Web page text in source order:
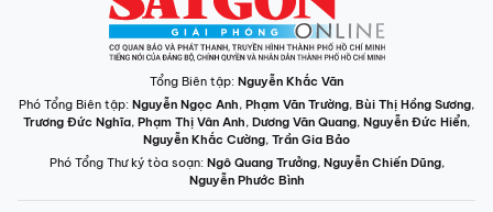
Tổng Biên tập: Nguyễn Khắc Văn
Phó Tổng Biên tập: Nguyễn Ngọc Anh, Phạm Văn Trường, Bùi Thị Hồng Sương,
Trương Đức Nghĩa, Phạm Thị Vân Anh, Dương Văn Quang, Nguyễn Đức Hiển,
Nguyễn Khắc Cường, Trần Gia Bảo
Phó Tổng Thư ký tòa soạn: Ngô Quang Trưởng, Nguyễn Chiến Dũng,
Nguyễn Phước Bình